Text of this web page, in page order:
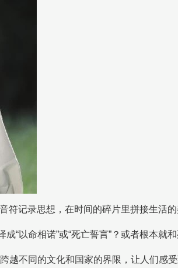
记录思想，在时间的碎片里拼接生活的
“以命相诺”或“死亡誓言”？或者根本就
越不同的文化和国家的界限，让人们